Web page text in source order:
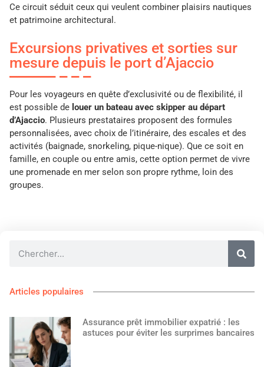
Ce circuit séduit ceux qui veulent combiner plaisirs nautiques
et patrimoine architectural.
Excursions privatives et sorties sur
mesure depuis le port d’Ajaccio
Pour les voyageurs en quête d’exclusivité ou de flexibilité, il
est possible de louer un bateau avec skipper au départ
d’Ajaccio. Plusieurs prestataires proposent des formules
personnalisées, avec choix de l’itinéraire, des escales et des
activités (baignade, snorkeling, pique-nique). Que ce soit en
famille, en couple ou entre amis, cette option permet de vivre
une promenade en mer selon son propre rythme, loin des
groupes.
Articles populaires
Assurance prêt immobilier expatrié : les
astuces pour éviter les surprimes bancaires